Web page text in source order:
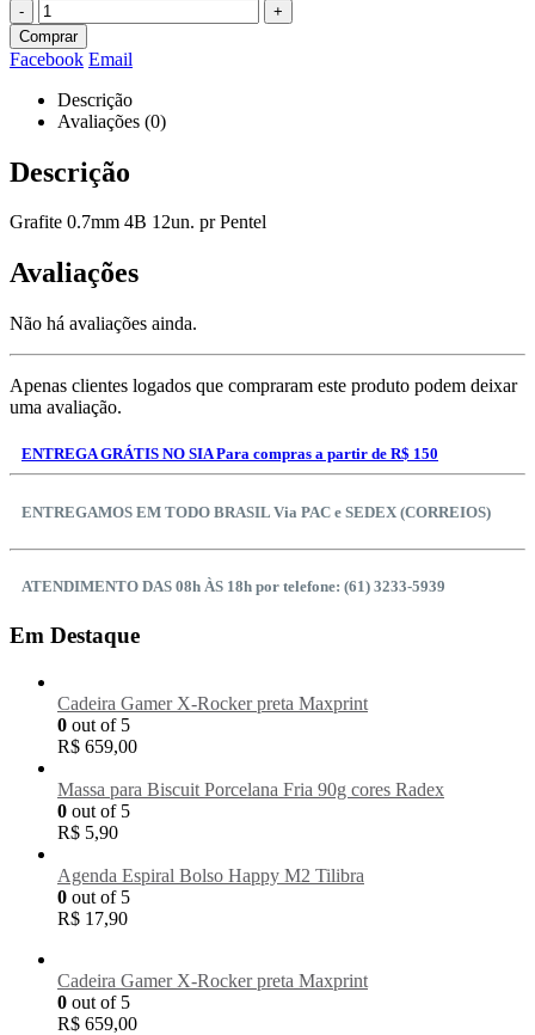
-
+
Comprar
Facebook Email
Descrição
Avaliações (0)
Descrição
Grafite 0.7mm 4B 12un. pr Pentel
Avaliações
Não há avaliações ainda.
Apenas clientes logados que compraram este produto podem deixar
uma avaliação.
ENTREGA GRÁTIS NO SIA Para compras a partir de R$ 150
ENTREGAMOS EM TODO BRASIL Via PAC e SEDEX (CORREIOS)
ATENDIMENTO DAS 08h ÀS 18h por telefone: (61) 3233-5939
Em Destaque
Cadeira Gamer X-Rocker preta Maxprint
0 out of 5
R$ 659,00
Massa para Biscuit Porcelana Fria 90g cores Radex
0 out of 5
R$ 5,90
Agenda Espiral Bolso Happy M2 Tilibra
0 out of 5
R$ 17,90
Cadeira Gamer X-Rocker preta Maxprint
0 out of 5
R$ 659,00